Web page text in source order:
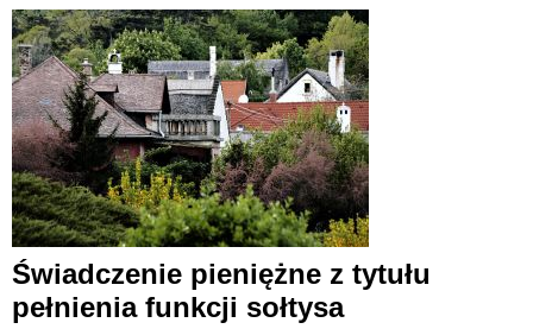
Świadczenie pieniężne z tytułu
pełnienia funkcji sołtysa